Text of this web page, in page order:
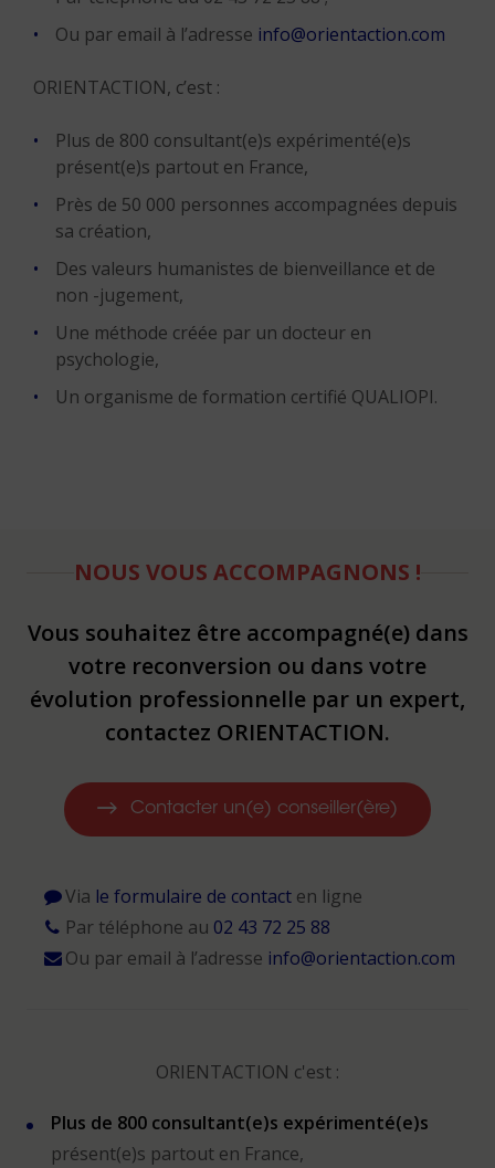
Ou par email à l’adresse info@orientaction.com
ORIENTACTION, c’est :
Plus de 800 consultant(e)s expérimenté(e)s
présent(e)s partout en France,
Près de 50 000 personnes accompagnées depuis
sa création,
Des valeurs humanistes de bienveillance et de
non -jugement,
Une méthode créée par un docteur en
psychologie,
Un organisme de formation certifié QUALIOPI.
NOUS VOUS ACCOMPAGNONS !
Vous souhaitez être accompagné(e) dans
votre reconversion ou dans votre
évolution professionnelle par un expert,
contactez ORIENTACTION.
Contacter un(e) conseiller(ère)
Via le formulaire de contacten ligne
Par téléphone au 02 43 72 25 88
Ou par email à l’adresse info@orientaction.com
ORIENTACTION c'est :
Plus de 800 consultant(e)s expérimenté(e)s
présent(e)s partout en France,